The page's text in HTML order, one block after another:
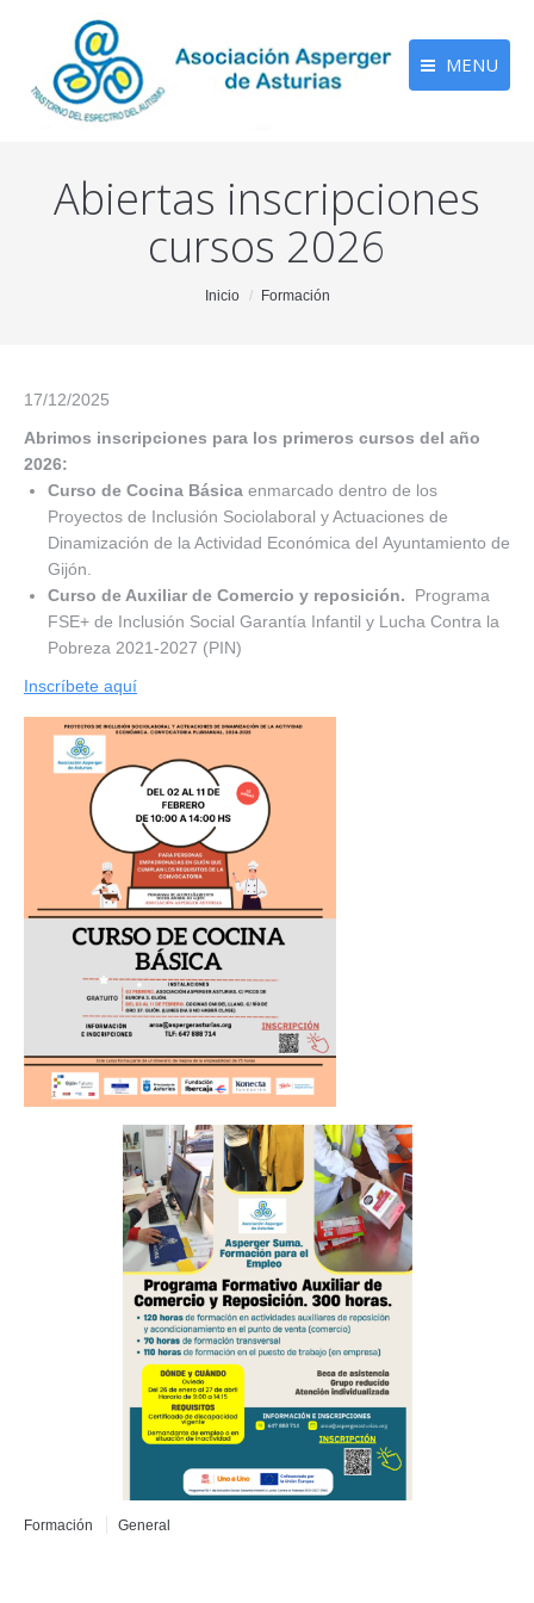
MENU
Abiertas inscripciones
cursos 2026
Inicio Formación
17/12/2025
Abrimos inscripciones para los primeros cursos del año
2026:
Curso de Cocina Básica enmarcado dentro de los
Proyectos de Inclusión Sociolaboral y Actuaciones de
Dinamización de la Actividad Económica del Ayuntamiento de
Gijón.
Curso de Auxiliar de Comercio y reposición.
Programa
FSE+ de Inclusión Social Garantía Infantil y Lucha Contra la
Pobreza 2021-2027 (PIN)
Inscríbete aquí
Formación General